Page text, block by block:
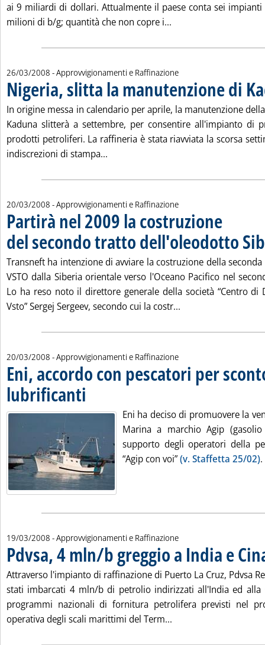
ai 9 miliardi di dollari. Attualmente il paese conta sei
milioni di b/g; quantità che non copre i...
26/03/2008 - Approvvigionamenti e Raffinazione
Nigeria, slitta la manutenzione di
In origine messa in calendario per aprile, la manutenzione
Kaduna slitterà a settembre, per consentire all'impianto di
prodotti petroliferi. La raffineria è stata riavviata la scorsa
indiscrezioni di stampa...
20/03/2008 - Approvvigionamenti e Raffinazione
Partirà nel 2009 la costruzione
del secondo tratto dell'oleodotto
Transneft ha intenzione di avviare la costruzione della
VSTO dalla Siberia orientale verso l'Oceano Pacifico nel
Lo ha reso noto il direttore generale della società “Centro di
Vsto” Sergej Sergeev, secondo cui la costr...
20/03/2008 - Approvvigionamenti e Raffinazione
Eni, accordo con pescatori per
lubrificanti . Pubblicata giovedì 20 marzo 2008 alle 14.47.
Eni ha deciso di promuovere la
Marina a marchio Agip
supporto degli operatori della
“Agip con voi”(v. Staffetta 25/02)
19/03/2008 - Approvvigionamenti e Raffinazione
Pdvsa, 4 mln/b greggio a India e
Attraverso l'impianto di raffinazione di Puerto La Cruz, Pdvsa
stati imbarcati 4 mln/b di petrolio indirizzati all'India ed alla
programmi nazionali di fornitura petrolifera previsti nel
operativa degli scali marittimi del Term...